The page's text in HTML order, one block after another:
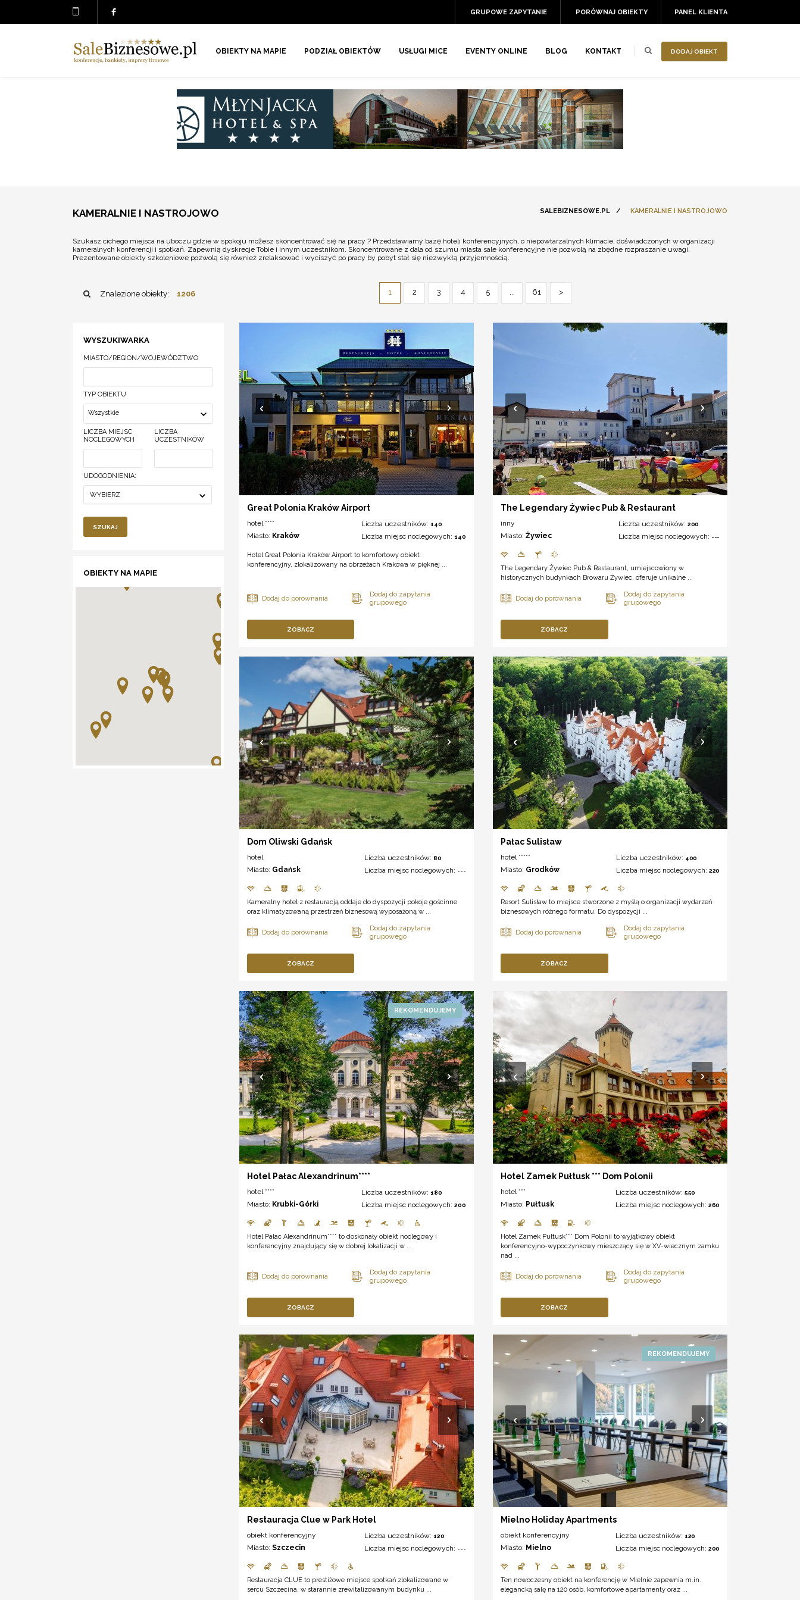
PANEL KLIENTA
PORÓWNAJ OBIEKTY
GRUPOWE ZAPYTANIE
DODAJ OBIEKT
OBIEKTY NA MAPIE PODZIAŁ OBIEKTÓW USŁUGI MICE EVENTY ONLINE BLOG KONTAKT
KAMERALNIE I NASTROJOWO SALEBIZNESOWE.PL / KAMERALNIE I NASTROJOWO
Szukasz cichego miejsca na uboczu gdzie w spokoju możesz skoncentrować się na pracy ? Przedstawiamy bazę hoteli konferencyjnych, o niepowtarzalnych klimacie, doświadczonych w organizacji
kameralnych konferencji i spotkań. Zapewnią dyskrecje Tobie i innym uczestnikom. Skoncentrowane z dala od szumu miasta sale konferencyjne nie pozwolą na zbędne rozpraszanie uwagi.
Prezentowane obiekty szkoleniowe pozwolą się również zrelaksować i wyciszyć po pracy by pobyt stał się niezwykłą przyjemnością.
Znalezione obiekty: 1206
WYSZUKIWARKA
MIASTO/REGION/WOJEWÓDZTWO
TYP OBIEKTU
Wszystkie
LICZBA MIEJSC
NOCLEGOWYCH
LICZBA
UCZESTNIKÓW
UDOGODNIENIA:
WYBIERZ
SZUKAJ
OBIEKTY NA MAPIE
1 2 3 4 5 ... 61 >
Great Polonia Kraków Airport
hotel ****
Miasto: Kraków
Liczba uczestników:140
Liczba miejsc noclegowych:140
Hotel Great Polonia Kraków Airport to komfortowy obiekt
konferencyjny, zlokalizowany na obrzeżach Krakowa w pięknej ...
ZOBACZ
The Legendary Żywiec Pub & Restaurant
inny
Miasto:Żywiec
Liczba uczestników: 200
Liczba miejsc noclegowych: ---
The Legendary Żywiec Pub & Restaurant, umiejscowiony w
historycznych budynkach Browaru Żywiec, oferuje unikalne ...
ZOBACZ
Dom Oliwski Gdańsk
hotel
Miasto: Gdańsk
Liczba uczestników: 80
Liczba miejsc noclegowych: ---
Kameralny hotel z restauracją oddaje do dyspozycji pokoje gościnne
oraz klimatyzowaną przestrzeń biznesową wyposażoną w ...
ZOBACZ
Pałac Sulisław
hotel *****
Miasto: Grodków
Liczba uczestników: 400
Liczba miejsc noclegowych: 220
Resort Sulisław to miejsce stworzone z myślą o organizacji wydarzeń
biznesowych różnego formatu. Do dyspozycji ...
ZOBACZ
Hotel Pałac Alexandrinum****
hotel ****
Miasto: Krubki-Górki
Liczba uczestników:180
Liczba miejsc noclegowych:200
Hotel Pałac Alexandrinum**** to doskonały obiekt noclegowy i
konferencyjny znajdujący się w dobrej lokalizacji w ...
ZOBACZ
Hotel Zamek Pułtusk *** Dom Polonii
hotel ***
Miasto: Pułtusk
Liczba uczestników: 550
Liczba miejsc noclegowych: 260
Hotel Zamek Pułtusk*** Dom Polonii to wyjątkowy obiekt
konferencyjno-wypoczynkowy mieszczący się w XV-wiecznym zamku
nad ...
ZOBACZ
Restauracja Clue w Park Hotel
obiekt konferencyjny
Miasto: Szczecin
Liczba uczestników:120
Liczba miejsc noclegowych: ---
Restauracja CLUE to prestiżowe miejsce spotkań zlokalizowane w
sercu Szczecina, w starannie zrewitalizowanym budynku ...
Mielno Holiday Apartments
obiekt konferencyjny
Miasto: Mielno
Liczba uczestników: 120
Liczba miejsc noclegowych: 200
Ten nowoczesny obiekt na konferencję w Mielnie zapewnia m.in.
elegancką salę na 120 osób, komfortowe apartamenty oraz ...